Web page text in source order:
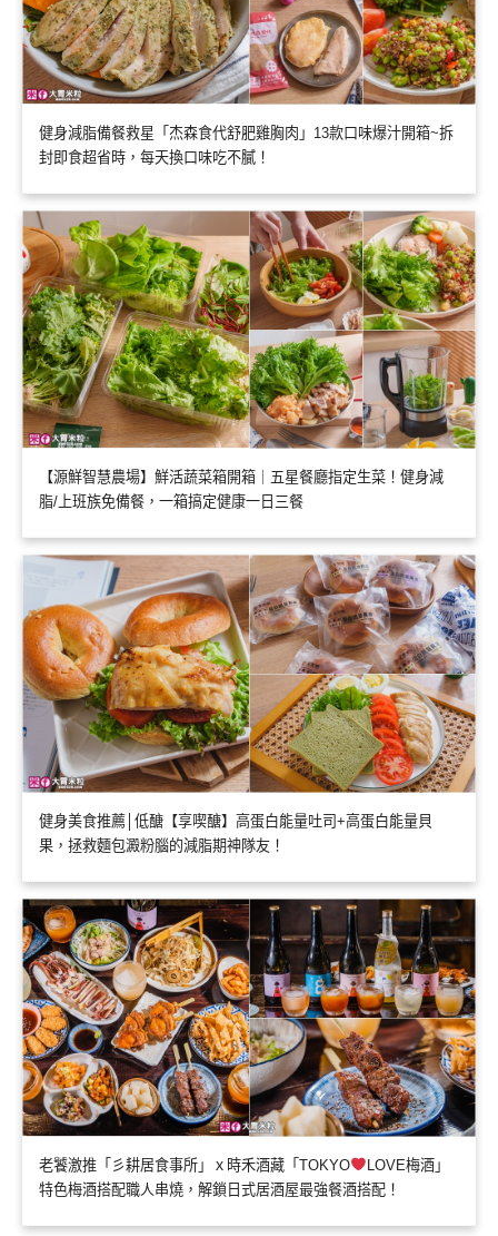
健身減脂備餐救星「杰森食代舒肥雞胸肉」13款口味爆汁開箱~拆
封即食超省時，每天換口味吃不膩！
【源鮮智慧農場】鮮活蔬菜箱開箱｜五星餐廳指定生菜！健身減
脂/上班族免備餐，一箱搞定健康一日三餐
健身美食推薦│低醣【享喫醣】高蛋白能量吐司+高蛋白能量貝
果，拯救麵包澱粉腦的減脂期神隊友！
老饕激推「彡耕居食事所」ｘ時禾酒藏「TOKYO
LOVE梅酒」
特色梅酒搭配職人串燒，解鎖日式居酒屋最強餐酒搭配！